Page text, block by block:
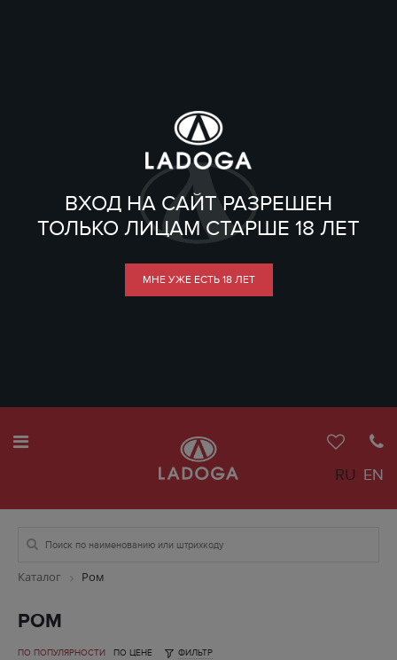
ВХОД НА САЙТ РАЗРЕШЕН
ТОЛЬКО ЛИЦАМ СТАРШЕ 18 ЛЕТ
МНЕ УЖЕ ЕСТЬ 18 ЛЕТ
RU EN
Каталог Ром
РОМ
ПО ПОПУЛЯРНОСТИ ПО ЦЕНЕ ФИЛЬТР